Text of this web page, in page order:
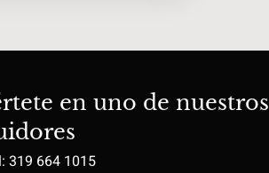
en uno de nuestros
319 664 1015